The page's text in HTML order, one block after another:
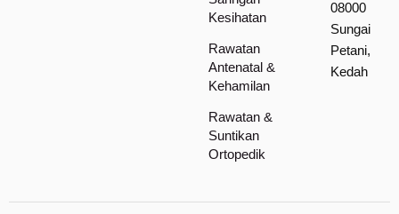
Kesihatan
Rawatan
Antenatal &
Kehamilan
Rawatan &
Suntikan
Ortopedik
08000
Sungai
Petani,
Kedah